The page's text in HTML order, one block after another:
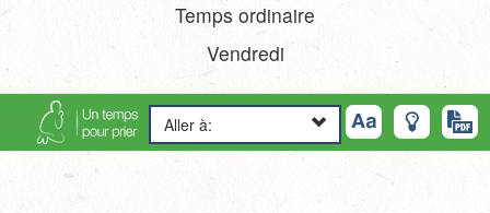
Temps ordinaire
Vendredi
Aller à: